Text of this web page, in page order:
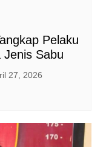
Pelaku
Jenis Sabu
27, 2026